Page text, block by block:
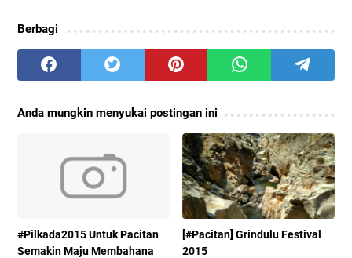
Berbagi
Anda mungkin menyukai postingan ini
#Pilkada2015 Untuk Pacitan
Semakin Maju Membahana
[#Pacitan] Grindulu Festival
2015